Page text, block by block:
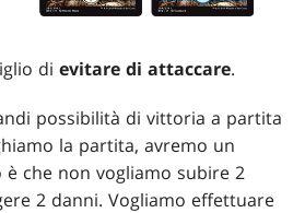
dievitare di attaccare.
possibilità di vittoria a partita
la partita, avremo un
che non vogliamo subire 2
2 danni. Vogliamo effettuare